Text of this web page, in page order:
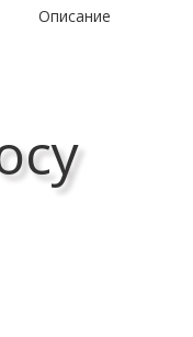
Описание